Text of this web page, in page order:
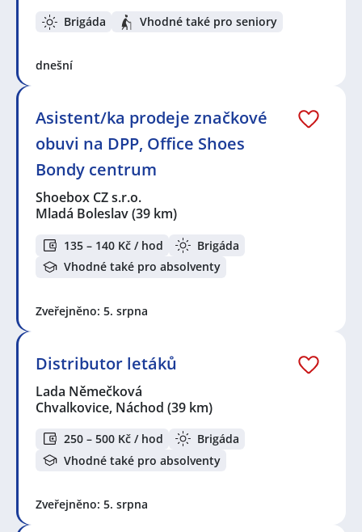
Brigáda Vhodné také pro seniory
dnešní
Asistent/ka prodeje značkové
obuvi na DPP, Office Shoes
Bondy centrum
Shoebox CZ s.r.o.
Mladá Boleslav(39 km)
135 – 140 Kč / hod
Brigáda
Vhodné také pro absolventy
Zveřejněno: 5. srpna
Distributor letáků
Lada Němečková
Chvalkovice, Náchod (39 km)
250 – 500 Kč / hod
Brigáda
Vhodné také pro absolventy
Zveřejněno: 5. srpna